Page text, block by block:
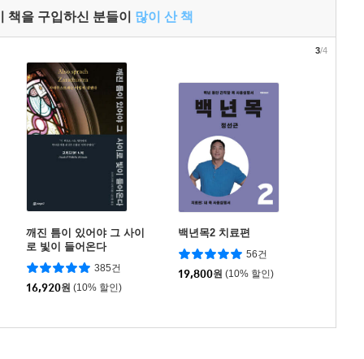
책을 구입하신 분들이 많이 산 책
깨진 틈이 있어야 그 사이
로 빛이 들어온다
385건
16,920원 (10% 할인)
백년목2 치료편
56건
19,800원 (10% 할인)
3/4